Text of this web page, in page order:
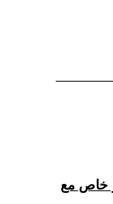
خاص مع